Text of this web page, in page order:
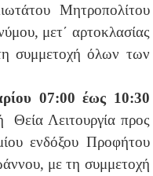
Μητροπολίτου
μετ΄ αρτοκλασίας
συμμετοχή όλων των
07:00 έως 10:30
Θεία Λειτουργία προς
ενδόξου Προφήτου
με τη συμμετοχή